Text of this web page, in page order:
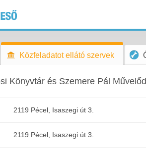
Közfeladatot ellátó szervek
Könyvtár és Szemere Pál
2119 Pécel, Isaszegi út 3.
2119 Pécel, Isaszegi út 3.